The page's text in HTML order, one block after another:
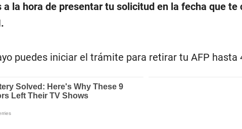
la hora de presentar tu solicitud en la fecha que
puedes iniciar el trámite para retirar tu AFP hasta